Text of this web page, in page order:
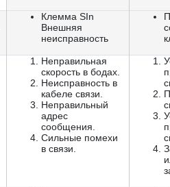
Клемма SIn
Внешняя
неисправность
Неправильная
скорость в бодах.
Неисправность в
кабеле связи.
Неправильный
адрес
сообщения.
Сильные помехи
в связи.